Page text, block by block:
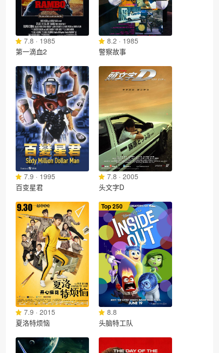
7.8 · 1985
第一滴血2
8.2 · 1985
警察故事
7.9 · 1995
百变星君
7.8 · 2005
头文字D
7.9 · 2015
夏洛特烦恼
Top 250
8.8
头脑特工队